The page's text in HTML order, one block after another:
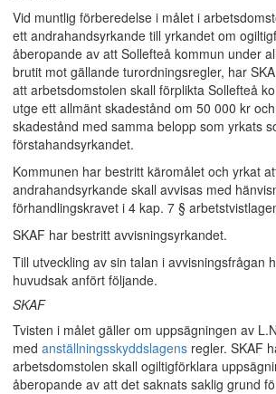
Vid muntlig förberedelse i målet i
ett andrahandsyrkande till yrkandet om
åberopande av att Sollefteå kommun under
brutit mot gällande turordningsregler, har
att arbetsdomstolen skall förplikta Sollefteå
utge ett allmänt skadestånd om 50 000 kr
skadestånd med samma belopp som yrkats
förstahandsyrkandet.
Kommunen har bestritt käromålet och yrkat
andrahandsyrkande skall avvisas med
förhandlingskravet i 4 kap. 7 §
SKAF har bestritt avvisningsyrkandet.
Till utveckling av sin talan i avvisningsfrågan
huvudsak anfört följande.
SKAF
Tvisten i målet gäller om uppsägningen av
med anställningsskyddslagens regler. SKAF
arbetsdomstolen skall ogiltigförklara
åberopande av att det saknats saklig grund